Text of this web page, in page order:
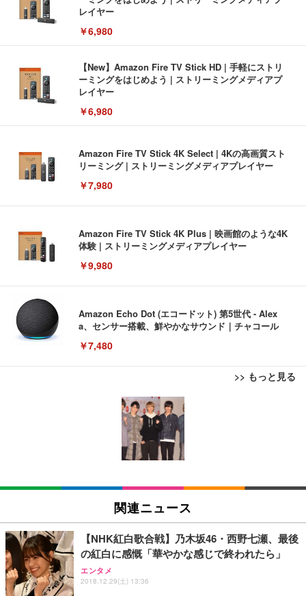
レイヤー
￥6,980
【New】Amazon Fire TV Stick HD | 手軽にストリ
ーミングをはじめよう | ストリーミングメディアプ
レイヤー
￥6,980
Amazon Fire TV Stick 4K Select | 4Kの高画質スト
リーミング | ストリーミングメディアプレイヤー
￥7,980
Amazon Fire TV Stick 4K Plus | 映画館のような4K
体験 | ストリーミングメディアプレイヤー
￥9,980
Amazon Echo Dot (エコードット) 第5世代 - Alex
a、センサー搭載、鮮やかなサウンド｜チャコール
￥7,480
>> もっと見る
[EdoErgo] オフィスチェア 椅子 テレワーク 疲れな
い 跳ね上げ式アームレスト コンパクト 約105度ロッ
キング pc 事務椅子 360度回転 座面昇降 強化ナイロ
ン樹脂ベース 通気性メッシュ 在宅ワーク H-WY01
(黒網+黒枠+黒足)
SIHOO B100 オフィスチェア／デスクチェア メッシ
ュチェア 人間工学 疲れない ブラック
￥27,999
Sezlife オフィスチェア デスクチェア 疲れない テレ
ワーク チェア 強化バックレスト 30度ロッキング機
能 人間工学 椅子 腰サポート 90度跳ね上げ式アーム
EIZO ビジネス向けプレミアムモニター | FlexScan
EV3240X-WT | 31.5型4K UHD・USB Type-C・ホワ
￥105,595
EIZO ビジネス向けプレミアムモニター | FlexScan
￥109,572
【純正品】27"ゲーミングモニター DualSense 充電
フック付き（CFI-ZDM1J）
Amazonベーシック ペットシーツ 薄型 レギュラー 1
回使い捨て 無香料 ホワイト 300枚
Amazonベーシック ペットシーツ 厚型 ワイド 42枚
x2袋(84枚) ホワイト(吸収面:ライトブルー)
￥3,234
ネオ・ルーライフ ネオ・オムツ L 中型犬用 26枚入
り 単品
関連ニュース
【NHK紅白歌合戦】乃木坂46・西野七瀬、最後
の紅白に感慨「華やかな感じで終われたら」
エンタメ
2018.12.29(土) 13:36